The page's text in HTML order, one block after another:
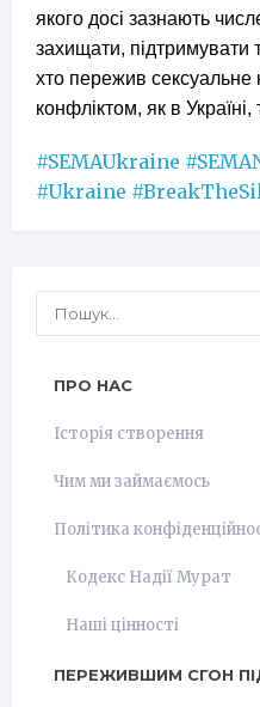
якого досі зазнають
захищати, підтримувати
хто пережив сексуальне
конфліктом, як в Україні,
#SEMAUkraine
#Ukraine
ПРО НАС
Історія створення
Чим ми займаємось
Політика
Кодекс Надії Мурат
Наші цінності
ПЕРЕЖИВШИМ СГОН